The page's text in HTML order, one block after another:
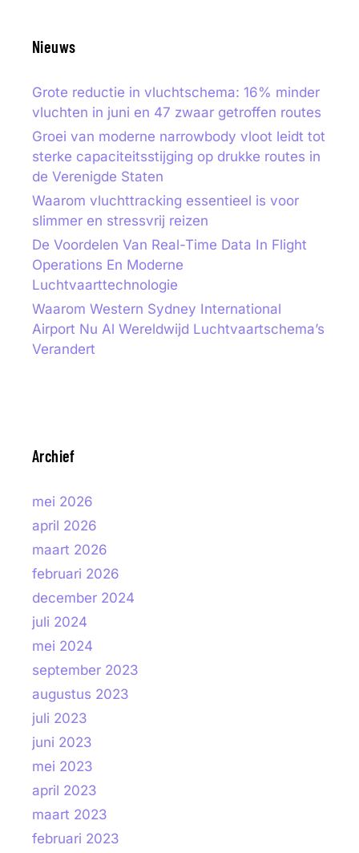
Nieuws
Grote reductie in vluchtschema: 16% minder
vluchten in juni en 47 zwaar getroffen routes
Groei van moderne narrowbody vloot leidt tot
sterke capaciteitsstijging op drukke routes in
de Verenigde Staten
Waarom vluchttracking essentieel is voor
slimmer en stressvrij reizen
De Voordelen Van Real-Time Data In Flight
Operations En Moderne
Luchtvaarttechnologie
Waarom Western Sydney International
Airport Nu Al Wereldwijd Luchtvaartschema’s
Verandert
Archief
mei 2026
april 2026
maart 2026
februari 2026
december 2024
juli 2024
mei 2024
september 2023
augustus 2023
juli 2023
juni 2023
mei 2023
april 2023
maart 2023
februari 2023